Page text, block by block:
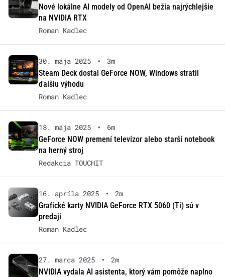
Nové lokálne AI modely od OpenAI bežia najrýchlejšie
na NVIDIA RTX
Roman Kadlec
30. mája 2025 •
3m
Steam Deck dostal GeForce NOW, Windows stratil
ďalšiu výhodu
Roman Kadlec
18. mája 2025 •
6m
GeForce NOW premení televízor alebo starší notebook
na herný stroj
Redakcia TOUCHIT
16. apríla 2025 •
2m
Grafické karty NVIDIA GeForce RTX 5060 (Ti) sú v
predaji
Roman Kadlec
27. marca 2025 •
2m
NVIDIA vydala AI asistenta, ktorý vám pomôže naplno